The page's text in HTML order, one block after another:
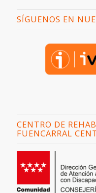
SÍGUENOS EN
CENTRO DE
FUENCARRAL